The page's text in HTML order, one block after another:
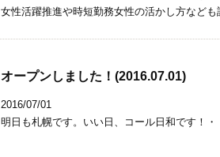
女性活躍推進や時短勤務女性の活かし方なども
オープンしました！(2016.07.01)
2016/07/01
明日も札幌です。いい日、コール日和です！